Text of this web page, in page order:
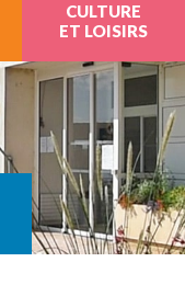
CULTURE
ET LOISIRS